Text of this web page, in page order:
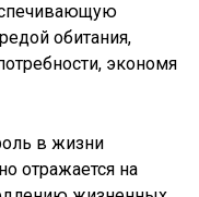
обитания,
экономя
в жизни
отражается на